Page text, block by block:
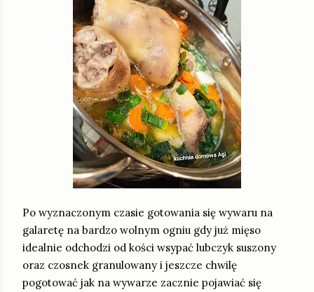
Po wyznaczonym czasie gotowania się wywaru na
galaretę na bardzo wolnym ogniu gdy już mięso
idealnie odchodzi od kości wsypać lubczyk suszony
oraz czosnek granulowany i jeszcze chwilę
pogotować jak na wywarze zacznie pojawiać się